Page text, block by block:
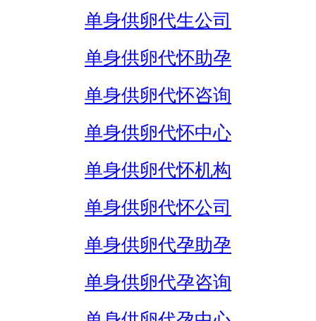
单身供卵代生公司
单身供卵代怀助孕
单身供卵代怀咨询
单身供卵代怀中心
单身供卵代怀机构
单身供卵代怀公司
单身供卵代孕助孕
单身供卵代孕咨询